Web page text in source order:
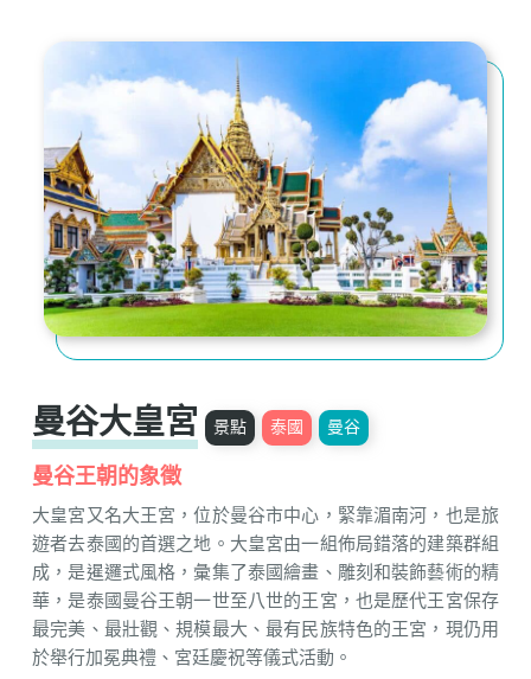
曼谷大皇宮 景點 泰國 曼谷
曼谷王朝的象徵
大皇宮又名大王宮，位於曼谷市中心，緊靠湄南河，也是旅
遊者去泰國的首選之地。大皇宮由一組佈局錯落的建築群組
成，是暹邏式風格，彙集了泰國繪畫、雕刻和裝飾藝術的精
華，是泰國曼谷王朝一世至八世的王宮，也是歷代王宮保存
最完美、最壯觀、規模最大、最有民族特色的王宮，現仍用
於舉行加冕典禮、宮廷慶祝等儀式活動。